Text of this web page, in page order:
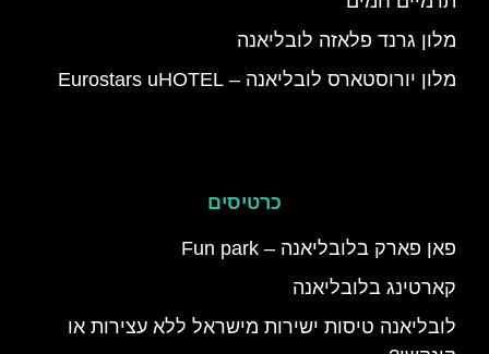
מלון גרנד פלאזה לובליאנה
מלון יורוסטארס לובליאנה – Eurostars uHOTEL
כרטיסים
פאן פארק בלובליאנה – Fun park
קארטינג בלובליאנה
לובליאנה טיסות ישירות מישראל ללא עצירות או